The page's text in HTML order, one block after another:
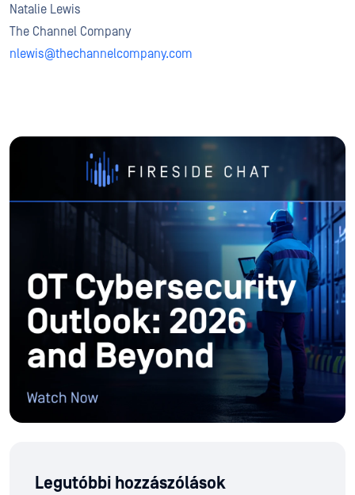
Natalie Lewis
The Channel Company
nlewis@thechannelcompany.com
Legutóbbi hozzászólások